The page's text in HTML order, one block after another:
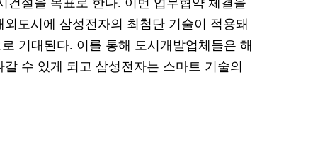
건설을 목표로 한다. 이번 업무협약 체결을
도시에 삼성전자의 최첨단 기술이 적용돼
기대된다. 이를 통해 도시개발업체들은 해
수 있게 되고 삼성전자는 스마트 기술의